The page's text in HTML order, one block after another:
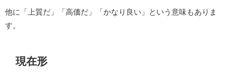
他に「上質だ」「高価だ」「かなり良い」という意味もありま
す。
現在形